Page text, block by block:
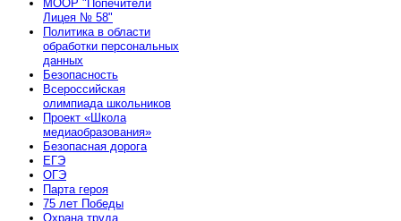
МООР "Попечители
Лицея № 58"
Политика в области
обработки персональных
данных
Безопасность
Всероссийская
олимпиада школьников
Проект «Школа
медиаобразования»
Безопасная дорога
ЕГЭ
ОГЭ
Парта героя
75 лет Победы
Охрана труда